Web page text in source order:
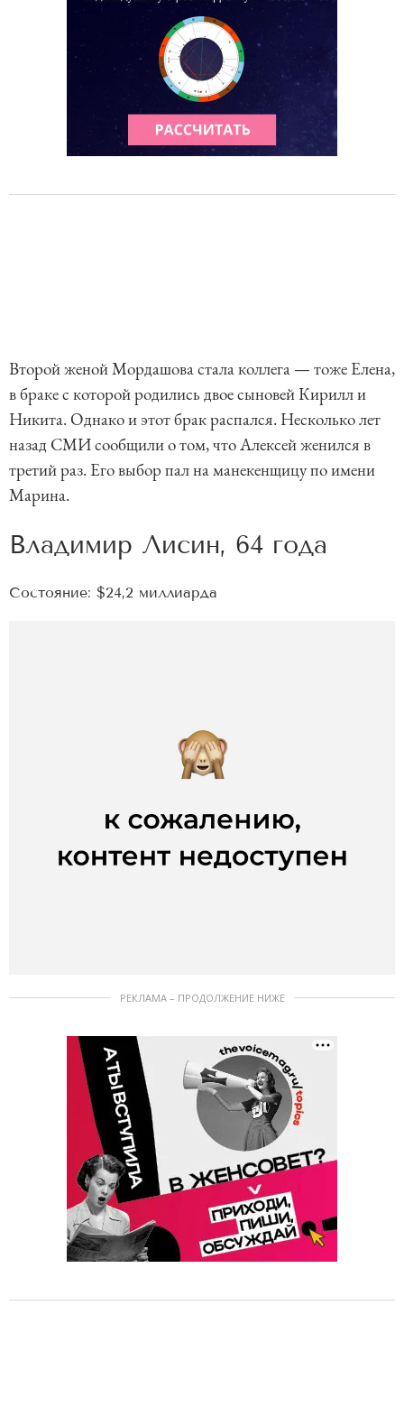
Второй женой Мордашова стала коллега — тоже Елена,
в браке с которой родились двое сыновей Кирилл и
Никита. Однако и этот брак распался. Несколько лет
назад СМИ сообщили о том, что Алексей женился в
третий раз. Его выбор пал на манекенщицу по имени
Марина.
Владимир Лисин, 64 года
Состояние: $24,2 миллиарда
РЕКЛАМА – ПРОДОЛЖЕНИЕ НИЖЕ